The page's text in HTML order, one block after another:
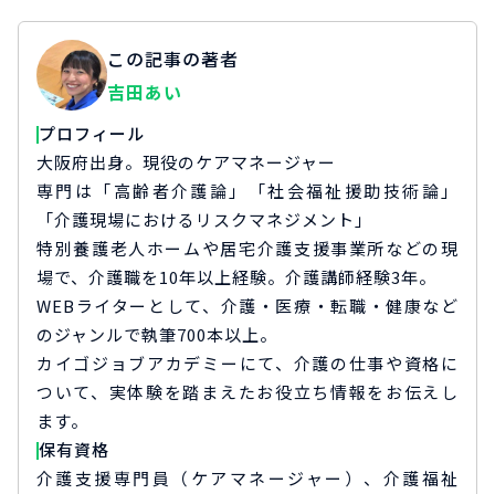
この記事の著者
吉田あい
プロフィール
大阪府出身。現役のケアマネージャー
専門は「高齢者介護論」「社会福祉援助技術論」
「介護現場におけるリスクマネジメント」
特別養護老人ホームや居宅介護支援事業所などの現
場で、介護職を10年以上経験。介護講師経験3年。
WEBライターとして、介護・医療・転職・健康など
のジャンルで執筆700本以上。
カイゴジョブアカデミーにて、介護の仕事や資格に
ついて、実体験を踏まえたお役立ち情報をお伝えし
ます。
保有資格
介護支援専門員（ケアマネージャー）、介護福祉